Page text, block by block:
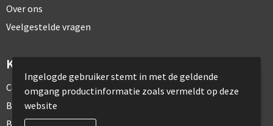
Over ons
Veelgestelde vragen
Klantenservice
Contact
Bestelling & Bezorging
Ingelogde gebruiker stemt in met de geldende
omgang productinformatie zoals vermeldt op deze
website